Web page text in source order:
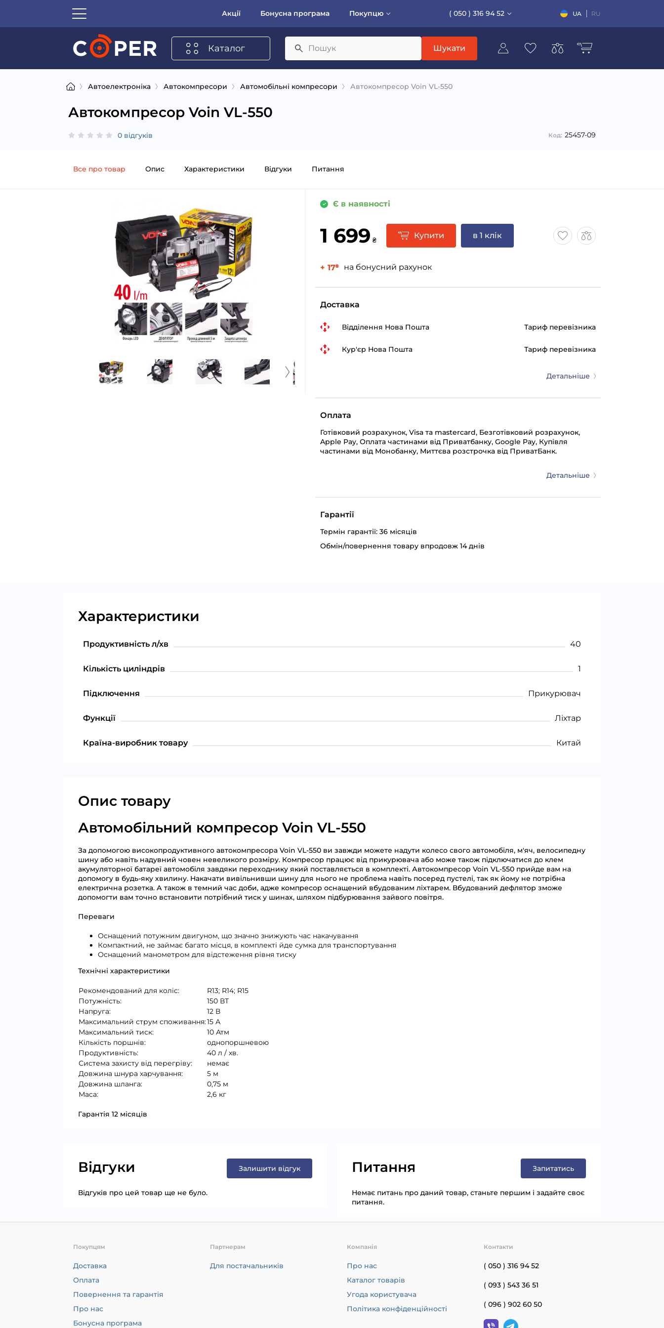
Акції Бонусна програма Покупцю ( 050 ) 316 94 52 UA RU
Каталог Шукати
Автоелектроніка Автокомпресори Автомобільні компресори Автокомпресор Voin VL-550
Автокомпресор Voin VL-550
0 відгуків Код: 25457-09
Все про товар Опис Характеристики Відгуки Питання
Є в наявності
1 699 ₴
Купити в 1 клік
+ 17₴ на бонусний рахунок
Доставка
Відділення Нова Пошта Тариф перевізника
Кур'єр Нова Пошта Тариф перевізника
Детальніше
Оплата
Готівковий розрахунок, Visa та mastercard, Безготівковий розрахунок,
Apple Pay, Оплата частинами від Приватбанку, Google Pay, Купівля
частинами від Монобанку, Миттєва розстрочка від ПриватБанк.
Детальніше
Гарантії
Термін гарантії: 36 місяців
Обмін/повернення товару впродовж 14 днів
Характеристики
Продуктивність л/хв 40
Кількість циліндрів 1
Підключення Прикурювач
Функції Ліхтар
Країна-виробник товару Китай
Опис товару
Автомобільний компресор Voin VL-550
За допомогою високопродуктивного автокомпресора Voin VL-550 ви завжди можете надути колесо свого автомобіля, м'яч, велосипедну
шину або навіть надувний човен невеликого розміру. Компресор працює від прикурювача або може також підключатися до клем
акумуляторної батареї автомобіля завдяки переходнику який поставляється в комплекті. Автокомпресор Voin VL-550 прийде вам на
допомогу в будь-яку хвилину. Накачати вивільнивши шину для нього не проблема навіть посеред пустелі, так як йому не потрібна
електрична розетка. А також в темний час доби, адже компресор оснащений вбудованим ліхтарем. Вбудований дефлятор зможе
допомогти вам точно встановити потрібний тиск у шинах, шляхом підбурювання зайвого повітря.
Переваги
Оснащений потужним двигуном, що значно знижують час накачування
Компактний, не займає багато місця, в комплекті йде сумка для транспортування
Оснащений манометром для відстеження рівня тиску
Технічні характеристики
Рекомендований для коліс:
R13; R14; R15
Потужність:
150 ВТ
Напруга:
12 В
Максимальний струм споживання:15 А
Максимальний тиск:
10 Атм
Кількість поршнів:
однопоршневою
Продуктивність:
40 л / хв.
Система захисту від перегріву:
немає
Довжина шнура харчування:
5 м
Довжина шланга:
0,75 м
Маса:
2,6 кг
Гарантія 12 місяців
Відгуки Залишити відгук
Відгуків про цей товар ще не було.
Питання Запитатись
Немає питань про даний товар, станьте першим і задайте своє
питання.
Покупцям
Доставка
Оплата
Повернення та гарантія
Про нас
Бонусна програма
Партнерам
Для постачальників
Компанія
Про нас
Каталог товарів
Угода користувача
Політика конфіденційності
Контакти
( 050 ) 316 94 52
( 093 ) 543 36 51
( 096 ) 902 60 50